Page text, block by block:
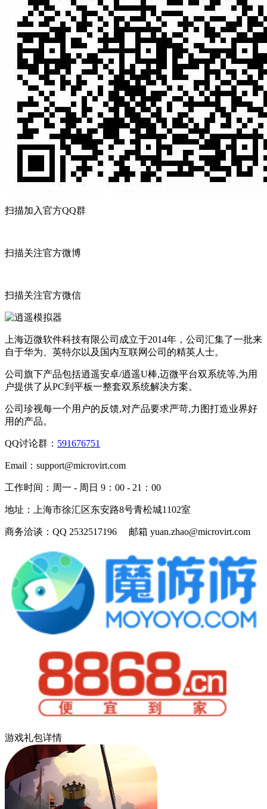
扫描加入官方QQ群
扫描关注官方微博
扫描关注官方微信
上海迈微软件科技有限公司成立于2014年，公司汇集了一批来
自于华为、英特尔以及国内互联网公司的精英人士。
公司旗下产品包括逍遥安卓/逍遥U棒,迈微平台双系统等,为用
户提供了从PC到平板一整套双系统解决方案。
公司珍视每一个用户的反馈,对产品要求严苛,力图打造业界好
用的产品。
QQ讨论群： 591676751
Email： support@microvirt.com
工作时间： 周一 - 周日 9：00 - 21：00
地址： 上海市徐汇区东安路8号青松城1102室
商务洽谈： QQ 2532517196 邮箱 yuan.zhao@microvirt.com
游戏礼包详情